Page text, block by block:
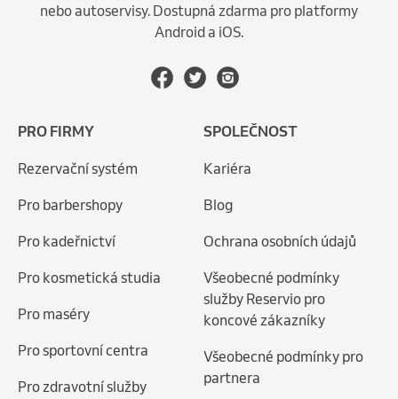
nebo autoservisy. Dostupná zdarma pro platformy
Android a iOS.
PRO FIRMY
Rezervační systém
Pro barbershopy
Pro kadeřnictví
Pro kosmetická studia
Pro maséry
Pro sportovní centra
Pro zdravotní služby
SPOLEČNOST
Kariéra
Blog
Ochrana osobních údajů
Všeobecné podmínky
služby Reservio pro
koncové zákazníky
Všeobecné podmínky pro
partnera